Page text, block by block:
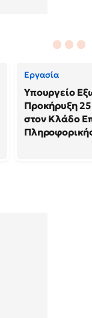
Εργασία
Υπουργείο
Προκήρυξη
στον Κλάδο